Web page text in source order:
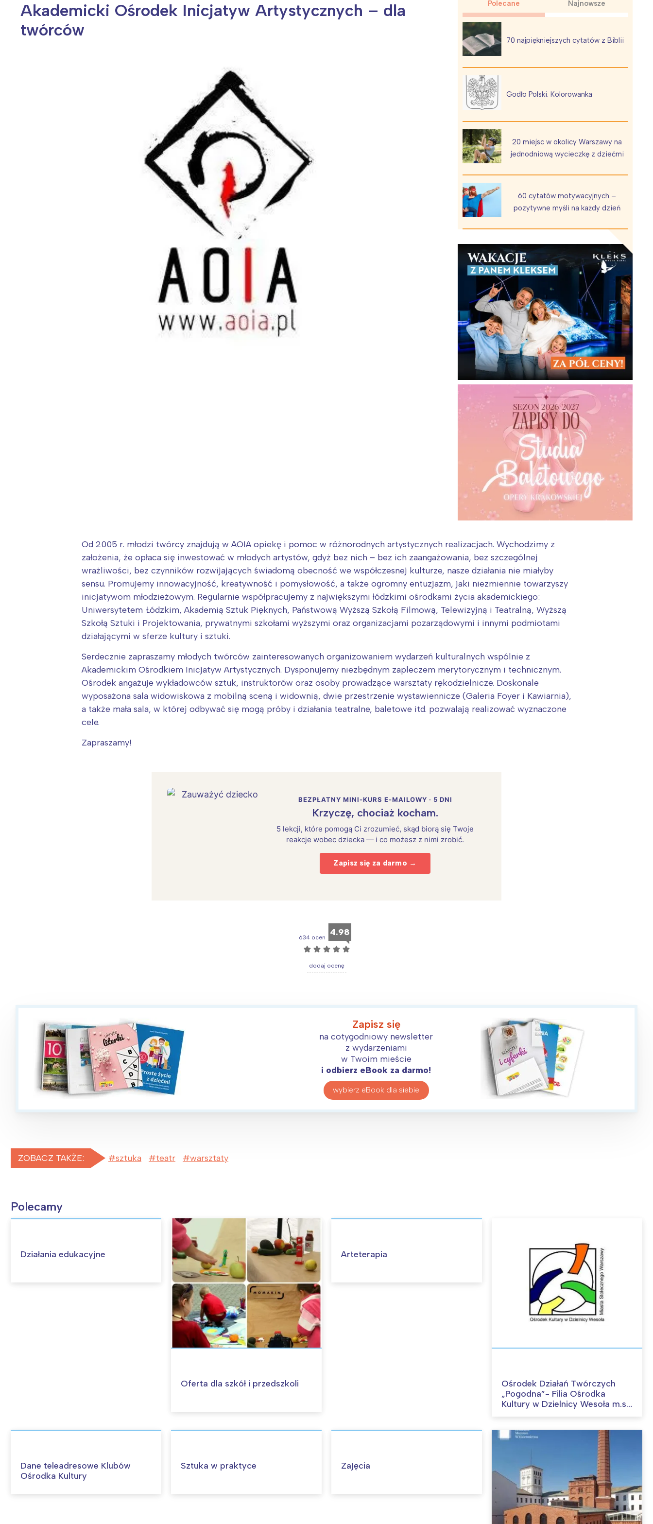
Akademicki Ośrodek Inicjatyw Artystycznych – dla
twórców
Polecane Najnowsze
70 najpiękniejszych cytatów z Biblii
Godło Polski. Kolorowanka
20 miejsc w okolicy Warszawy na
jednodniową wycieczkę z dziećmi
60 cytatów motywacyjnych –
pozytywne myśli na każdy dzień
Od 2005 r. młodzi twórcy znajdują w AOIA opiekę i pomoc w różnorodnych artystycznych realizacjach. Wychodzimy z
założenia, że opłaca się inwestować w młodych artystów, gdyż bez nich – bez ich zaangażowania, bez szczególnej
wrażliwości, bez czynników rozwijających świadomą obecność we współczesnej kulturze, nasze działania nie miałyby
sensu. Promujemy innowacyjność, kreatywność i pomysłowość, a także ogromny entuzjazm, jaki niezmiennie towarzyszy
inicjatywom młodzieżowym. Regularnie współpracujemy z największymi łódzkimi ośrodkami życia akademickiego:
Uniwersytetem Łódzkim, Akademią Sztuk Pięknych, Państwową Wyższą Szkołą Filmową, Telewizyjną i Teatralną, Wyższą
Szkołą Sztuki i Projektowania, prywatnymi szkołami wyższymi oraz organizacjami pozarządowymi i innymi podmiotami
działającymi w sferze kultury i sztuki.
Serdecznie zapraszamy młodych twórców zainteresowanych organizowaniem wydarzeń kulturalnych wspólnie z
Akademickim Ośrodkiem Inicjatyw Artystycznych. Dysponujemy niezbędnym zapleczem merytorycznym i technicznym.
Ośrodek angażuje wykładowców sztuk, instruktorów oraz osoby prowadzące warsztaty rękodzielnicze. Doskonale
wyposażona sala widowiskowa z mobilną sceną i widownią, dwie przestrzenie wystawiennicze (Galeria Foyer i Kawiarnia),
a także mała sala, w której odbywać się mogą próby i działania teatralne, baletowe itd. pozwalają realizować wyznaczone
cele.
Zapraszamy!
BEZPŁATNY MINI-KURS E-MAILOWY · 5 DNI
Krzyczę, chociaż kocham.
5 lekcji, które pomogą Ci zrozumieć, skąd biorą się Twoje
reakcje wobec dziecka — i co możesz z nimi zrobić.
Zapisz się za darmo →
634 ocen 4.98
☆ ☆ ☆ ☆ ☆
dodaj ocenę
Zapisz się
na cotygodniowy newsletter
z wydarzeniami
w Twoim mieście
i odbierz eBook za darmo!
wybierz eBook dla siebie
ZOBACZ TAKŻE: sztuka teatr warsztaty
Polecamy
Działania edukacyjne
Oferta dla szkół i przedszkoli
Arteterapia
Ośrodek Działań Twórczych
„Pogodna”- Filia Ośrodka
Kultury w Dzielnicy Wesoła m.st.
Dane teleadresowe Klubów
Ośrodka Kultury
Sztuka w praktyce Zajęcia
Trójmiasto
Południe
Północ
Wszystkie
Wybieram